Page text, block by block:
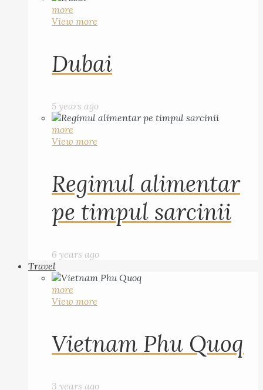
more
View more
Dubai
5 years ago
more
View more
Regimul alimentar
pe timpul sarcinii
6 years ago
Travel
more
View more
Vietnam Phu Quoq
3 years ago